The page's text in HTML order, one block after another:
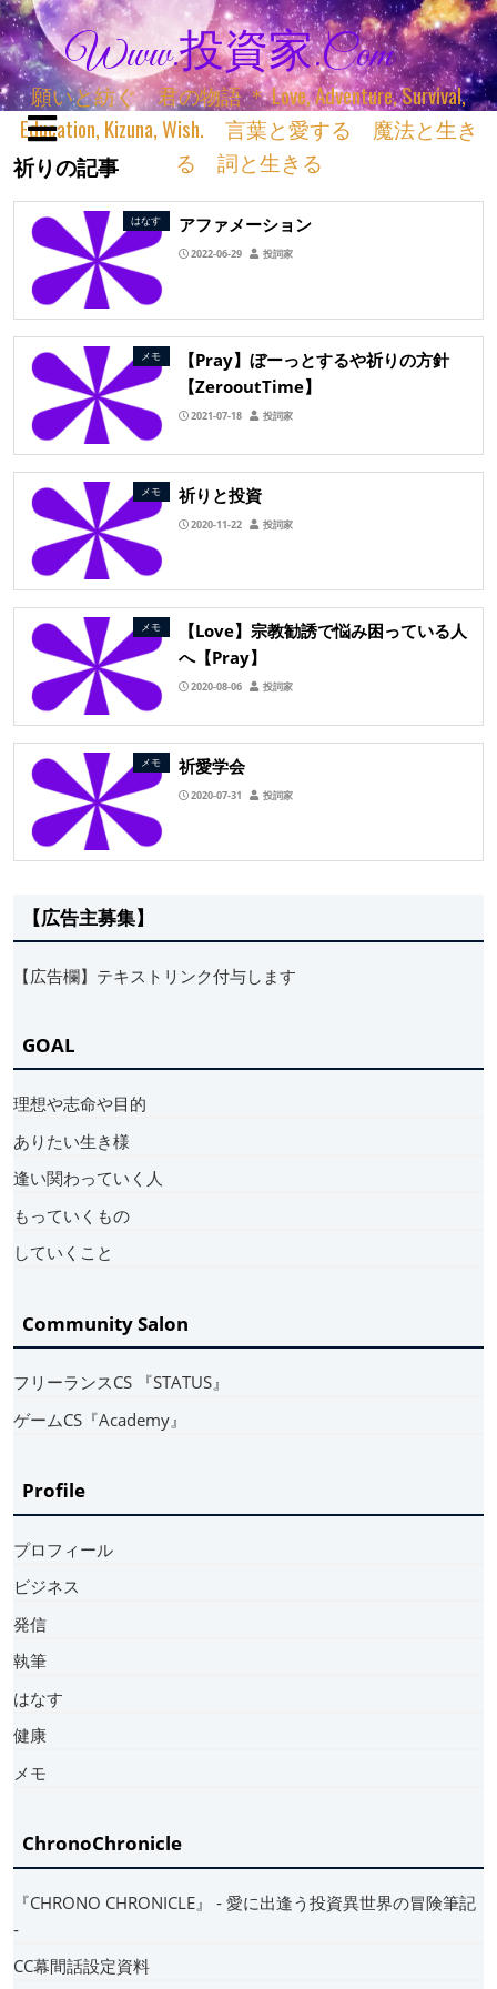
Www.投資家.com
願いと紡ぐ 君の物語 ＊ Love, Adventure, Survival,
Education, Kizuna, Wish. 言葉と愛する 魔法と生き
る 詞と生きる
祈りの記事
はなす アファメーション
2022-06-29 投詞家
メモ
【Pray】ぼーっとするや祈りの方針
【ZerooutTime】
2021-07-18 投詞家
メモ 祈りと投資
2020-11-22 投詞家
メモ
【Love】宗教勧誘で悩み困っている人
へ【Pray】
2020-08-06 投詞家
メモ 祈愛学会
2020-07-31 投詞家
【広告主募集】
【広告欄】テキストリンク付与します
GOAL
理想や志命や目的
ありたい生き様
逢い関わっていく人
もっていくもの
していくこと
Community Salon
フリーランスCS 『STATUS』
ゲームCS『Academy』
Profile
プロフィール
ビジネス
発信
執筆
はなす
健康
メモ
ChronoChronicle
『CHRONO CHRONICLE』 ‐ 愛に出逢う投資異世界の冒険筆記
‐
CC幕間話設定資料